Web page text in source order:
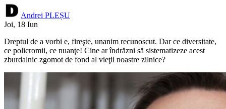
Andrei PLEȘU
Joi, 18 Iun
Dreptul de a vorbi e, fireşte, unanim recunoscut. Dar ce diversitate,
ce policromii, ce nuanţe! Cine ar îndrăzni să sistematizeze acest
zburdalnic zgomot de fond al vieţii noastre zilnice?